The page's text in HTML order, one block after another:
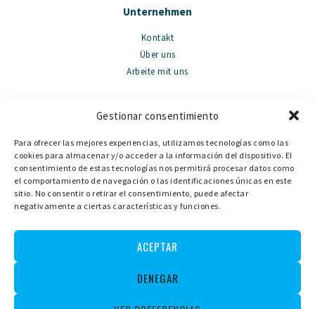
Gestionar consentimiento
Para ofrecer las mejores experiencias, utilizamos tecnologías como las
cookies para almacenar y/o acceder a la información del dispositivo. El
consentimiento de estas tecnologías nos permitirá procesar datos como
el comportamiento de navegación o las identificaciones únicas en este
sitio. No consentir o retirar el consentimiento, puede afectar
negativamente a ciertas características y funciones.
ACEPTAR
DENEGAR
Unternehmen
Kontakt
Über uns
Arbeite mit uns
Verkauf
Holz llauts
Motorbooten
© 2026. All Rights Reserved.